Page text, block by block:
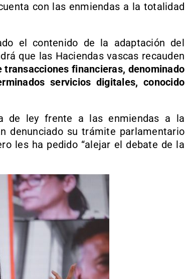
con las enmiendas a la totalidad
el contenido de la adaptación del
que las Haciendas vascas recauden
transacciones financieras, denominado
servicios digitales, conocido
de ley frente a las enmiendas a la
denunciado su trámite parlamentario
les ha pedido “alejar el debate de la